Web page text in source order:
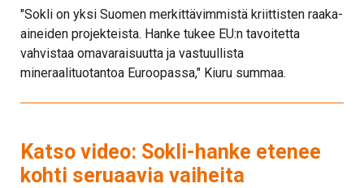
"Sokli on yksi Suomen merkittävimmistä kriittisten raaka-
aineiden projekteista. Hanke tukee EU:n tavoitetta
vahvistaa omavaraisuutta ja vastuullista
mineraalituotantoa Euroopassa," Kiuru summaa.
Katso video: Sokli-hanke etenee
kohti seruaavia vaiheita